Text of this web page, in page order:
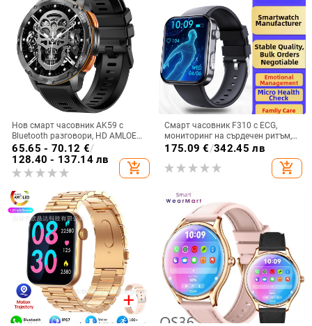
Нов смарт часовник AK59 с
Bluetooth разговори, HD AMLOED
екран, пулс, кръвно налягане,
кръвен кислород, спортен смарт
часовник
65.65 - 70.12 €/
128.40 - 137.14 лв
add_shopping_cart
Смарт часовник F310 с ECG,
мониторинг на сърдечен ритъм,
кръвно налягане, кислород в
175.09 €/342.45 лв
add_shopping_cart